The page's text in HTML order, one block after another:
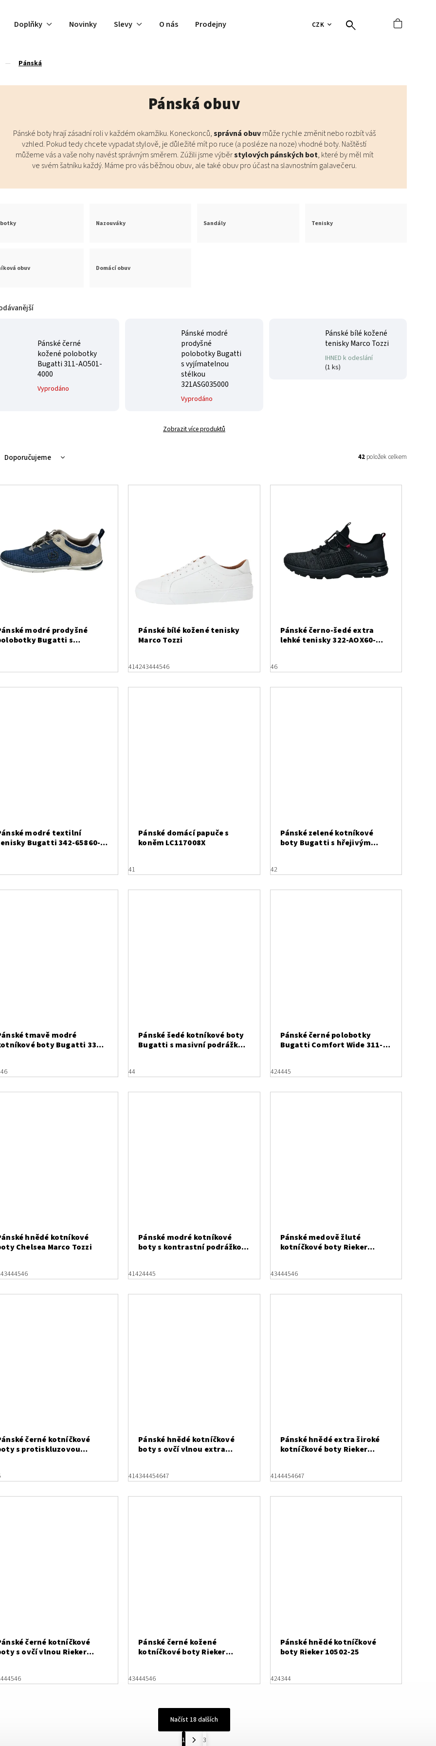
CZK
Doplňky Novinky Slevy O nás Prodejny Hodnocení obchodu Tabulky velikostí
/ Pánská
Pánská obuv
Pánské boty hrají zásadní roli v každém okamžiku. Koneckonců,správná obuvmůže rychle změnit nebo rozbít váš
vzhled. Pokud tedy chcete vypadat stylově, je důležité mít po ruce (a posléze na noze) vhodné boty. Naštěstí
můžeme vás a vaše nohy navést správným směrem. Zúžili jsme výběrstylových pánských bot, které by měl mít
ve svém šatníku každý. Máme pro vás běžnou obuv, ale také obuv pro účast na slavnostním galavečeru.
Nazouváky Sandály Tenisky
obuv Domácí obuv
Pánské černé
kožené polobotky
Bugatti 311-AO501-
4000
Vyprodáno
Pánské modré
prodyšné
polobotky Bugatti
s vyjímatelnou
stélkou
321ASG035000
Vyprodáno
Pánské bílé kožené
tenisky Marco Tozzi
IHNED k odeslání
(1 ks)
Zobrazit více produktů
Doporučujeme
Nejdražší
42 položek celkem
modré prodyšné
Bugatti s
Pánské bílé kožené tenisky
Marco Tozzi
414243444546
Pánské černo-šedé extra
lehké tenisky 322-AOX60-
46
modré textilní
Bugatti 342-65860-
Pánské domácí papuče s
koněm LC117008X
41
Pánské zelené kotníkové
boty Bugatti s hřejivým
42
tmavě modré
boty Bugatti 331-
46
Pánské šedé kotníkové boty
Bugatti s masivní podrážkou
44
Pánské černé polobotky
Bugatti Comfort Wide 311-
424445
hnědé kotníkové
Chelsea Marco Tozzi
43444546
Pánské modré kotníkové
boty s kontrastní podrážkou
41424445
Pánské medově žluté
kotníčkové boty Rieker
43444546
černé kotníčkové
s protiskluzovou
Pánské hnědé kotníčkové
boty s ovčí vlnou extra
414344454647
Pánské hnědé extra široké
kotníčkové boty Rieker
4144454647
černé kotníčkové
s ovčí vlnou Rieker
444546
Pánské černé kožené
kotníčkové boty Rieker
43444546
Pánské hnědé kotníčkové
boty Rieker 10502-25
424344
Načíst 18 dalších
1 3